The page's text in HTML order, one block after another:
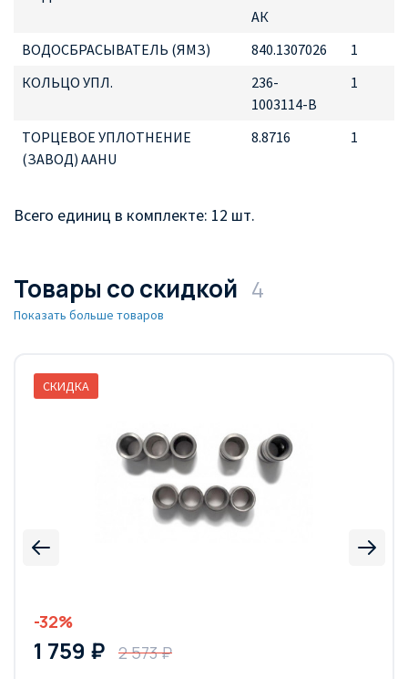
АК
ВОДОСБРАСЫВАТЕЛЬ (ЯМЗ) 840.1307026
1
КОЛЬЦО УПЛ.
236-
1003114-В
1
ТОРЦЕВОЕ УПЛОТНЕНИЕ
(ЗАВОД) AAHU
8.8716 1
Всего единиц в комплекте: 12 шт.
Товары со скидкой 4
Показать больше товаров
СКИДКА
-32%
1 759 ₽ 2 573 ₽